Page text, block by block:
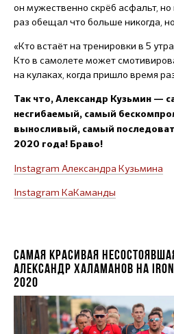
он мужественно скрёб асфальт,
раз обещал что больше никогда,
«Кто встаёт на тренировки в 5
Кто в самолете может
на кулаках, когда пришло время
Так что, Александр Кузьмин —
несгибаемый, самый
выносливый, самый
2020 года! Браво!
Instagram Александра Кузьмина
Instagram КаКаманды
САМАЯ КРАСИВАЯ
АЛЕКСАНДР ХАЛАМАНОВ НА
2020